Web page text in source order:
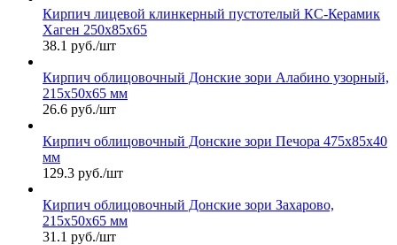
Кирпич лицевой клинкерный пустотелый КС-Керамик
Хаген 250х85х65
38.1 руб./шт
Кирпич облицовочный Донские зори Алабино узорный,
215х50х65 мм
26.6 руб./шт
Кирпич облицовочный Донские зори Печора 475х85х40
мм
129.3 руб./шт
Кирпич облицовочный Донские зори Захарово,
215х50х65 мм
31.1 руб./шт